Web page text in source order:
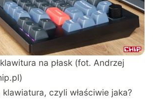
na płask (fot. Andrzej
czyli właściwie jaka?